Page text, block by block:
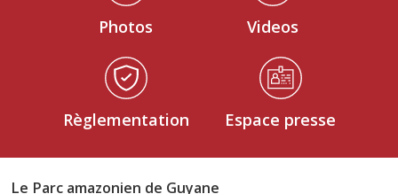
Photos Videos
Règlementation Espace presse
Le Parc amazonien de Guyane